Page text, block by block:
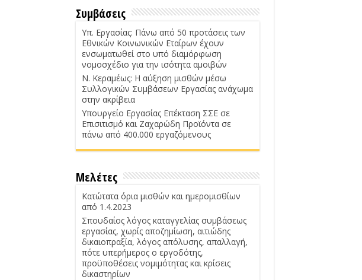
Συμβάσεις
Υπ. Εργασίας: Πάνω από 50 προτάσεις των
Εθνικών Κοινωνικών Εταίρων έχουν
ενσωματωθεί στο υπό διαμόρφωση
νομοσχέδιο για την ισότητα αμοιβών
Ν. Κεραμέως: Η αύξηση μισθών μέσω
Συλλογικών Συμβάσεων Εργασίας ανάχωμα
στην ακρίβεια
Υπουργείο Εργασίας Επέκταση ΣΣΕ σε
Επισιτισμό και Ζαχαρώδη Προϊόντα σε
πάνω από 400.000 εργαζόμενους
Μελέτες
Κατώτατα όρια μισθών και ημερομισθίων
από 1.4.2023
Σπουδαίος λόγος καταγγελίας συμβάσεως
εργασίας, χωρίς αποζημίωση, αιτιώδης
δικαιοπραξία, λόγος απόλυσης, απαλλαγή,
πότε υπερήμερος ο εργοδότης,
προϋποθέσεις νομιμότητας και κρίσεις
δικαστηρίων